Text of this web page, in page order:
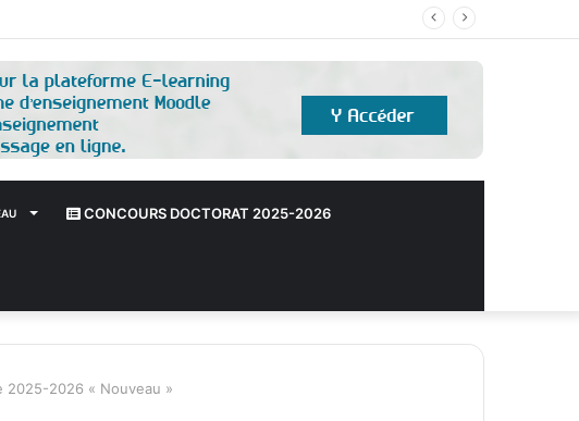
CONCOURS DOCTORAT 2025-2026
2025-2026 « Nouveau »